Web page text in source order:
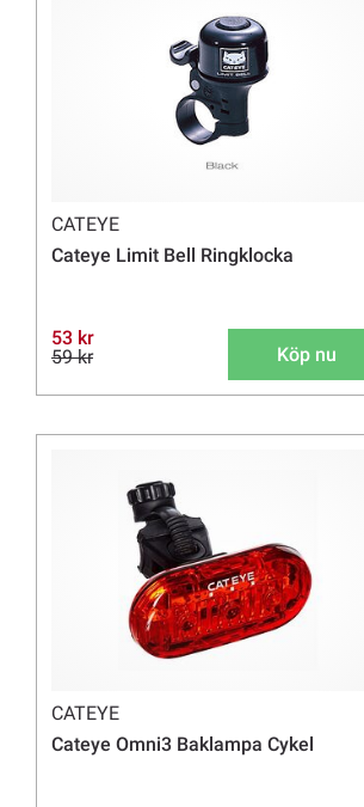
CATEYE
Cateye Limit Bell Ringklocka
53 kr
59 kr
Köp nu
CATEYE
Cateye Omni3 Baklampa Cykel